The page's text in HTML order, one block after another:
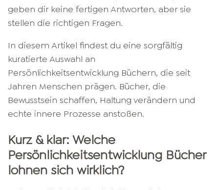
geben dir keine fertigen Antworten, aber sie
stellen die richtigen Fragen.
In diesem Artikel findest du eine sorgfältig
kuratierte Auswahl an
Persönlichkeitsentwicklung Büchern, die seit
Jahren Menschen prägen. Bücher, die
Bewusstsein schaffen, Haltung verändern und
echte innere Prozesse anstoßen.
Kurz & klar: Welche
Persönlichkeitsentwicklung Bücher
lohnen sich wirklich?